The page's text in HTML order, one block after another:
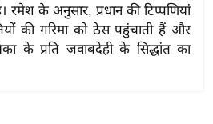
रमेश के अनुसार, प्रधान की टिप्पणियां
की गरिमा को ठेस पहुंचाती हैं और
के प्रति जवाबदेही के सिद्धांत का